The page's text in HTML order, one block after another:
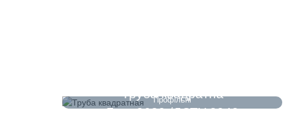
Профільні
Труба квадратна
Гост 8639 /ДСТУ 8940